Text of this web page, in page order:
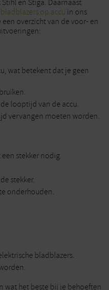
en Stiga. Daarnaast
bladblazers op accu in ons
overzicht van de voor- en
wat betekent dat je geen
looptijd van de accu.
vervangen moeten worden.
stekker nodig.
stekker.
onderhouden.
bladblazers.
wat het beste bij je behoeften